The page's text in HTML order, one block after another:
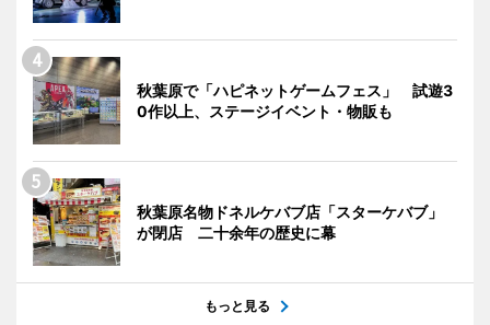
秋葉原で「ハピネットゲームフェス」 試遊3
0作以上、ステージイベント・物販も
秋葉原名物ドネルケバブ店「スターケバブ」
が閉店 二十余年の歴史に幕
もっと見る